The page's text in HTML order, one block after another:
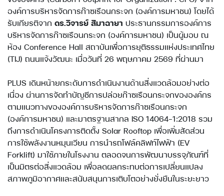
องค์การบริหารจัดการก๊าซเรือนกระจก (องค์การมหาชน) โดยได้
รับเกียรติจาก ดร.วิจารย์ สิมาฉายา ประธานกรรมการองค์การ
บริหารจัดการก๊าซเรือนกระจก (องค์การมหาชน) เป็นผู้มอบ ณ
ห้อง Conference Hall สถาบันเพื่อการยุติธรรมแห่งประเทศไทย
(TIJ) ถนนแจ้งวัฒนะ เมื่อวันที่ 26 พฤษภาคม 2569 ที่ผ่านมา
PLUS เดินหน้ายกระดับการดำเนินงานด้านสิ่งแวดล้อมอย่างต่อ
เนื่อง ผ่านการจัดทำบัญชีการปล่อยก๊าซเรือนกระจกขององค์กร
ตามแนวทางขององค์การบริหารจัดการก๊าซเรือนกระจก
(องค์การมหาชน) และมาตรฐานสากล ISO 14064-1:2018 รวม
ถึงการดำเนินโครงการติดตั้ง Solar Rooftop เพื่อเพิ่มสัดส่วน
การใช้พลังงานหมุนเวียน การนำรถโฟล์คลิฟท์ไฟฟ้า (EV
Forklift) มาใช้ภายในโรงงาน ตลอดจนการพัฒนาบรรจุภัณฑ์ที่
เป็นมิตรต่อสิ่งแวดล้อม เพื่อลดผลกระทบต่อการเปลี่ยนแปลง
สภาพภูมิอากาศและสนับสนุนการเติบโตอย่างยั่งยืนในระยะยาว